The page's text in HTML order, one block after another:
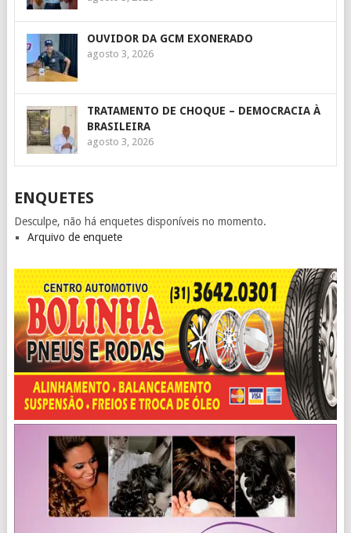
OUVIDOR DA GCM EXONERADO
agosto 3, 2026
TRATAMENTO DE CHOQUE – DEMOCRACIA À
BRASILEIRA
agosto 3, 2026
ENQUETES
Desculpe, não há enquetes disponíveis no momento.
Arquivo de enquete